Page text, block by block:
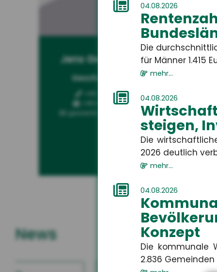
04.08.2026
Die
für Männer 1.415
mehr...
04.08.2026
steigen,
Die
2026 deutlich
mehr...
04.08.2026
Konzept
Die kommunale
2.836
Jens Geßenhardt
Geschäftsführer
+49 3671 6743-0
+49 3671 6743-22
gessenhardt[at]hsh24.de
News